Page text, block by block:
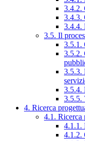
3.4.2.
3.4.3.
3.4.4.
3.5. Il
3.5.1.
3.5.2.
3.5.3.
3.5.4.
3.5.5.
4. Ricerca
4.1. Ricerca
4.1.1.
4.1.2.